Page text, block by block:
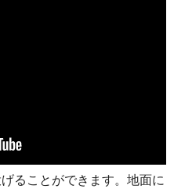
ることができます。地面に